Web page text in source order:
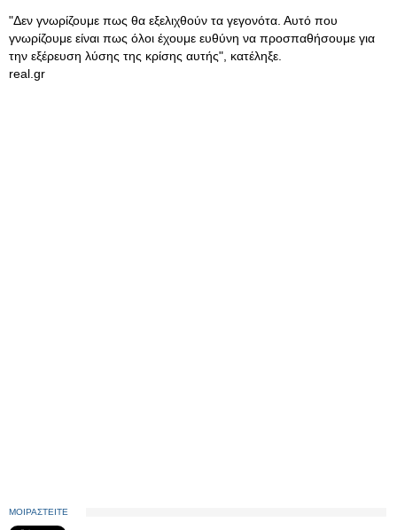
"Δεν γνωρίζουμε πως θα εξελιχθούν τα γεγονότα. Αυτό που
γνωρίζουμε είναι πως όλοι έχουμε ευθύνη να προσπαθήσουμε για
την εξέρευση λύσης της κρίσης αυτής", κατέληξε.
real.gr
ΜΟΙΡΑΣΤΕΙΤΕ